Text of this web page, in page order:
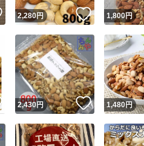
他フリマ実績◯+ このユーザ
スピード&安心発送
※このバッジは実績に基づく表示であり、
スピード＆安心発送
このユーザ
ます
スピード発送 このユーザ
いいね！
2,280円 いいね！
1,800円
いいね！
2,430円 いいね！
1,480円